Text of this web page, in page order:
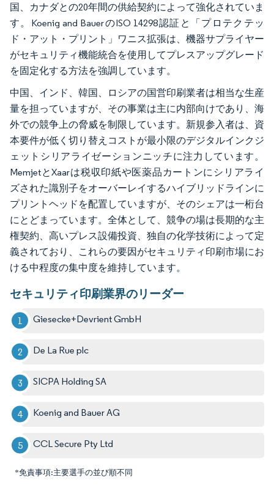
国、カナダとの20年間の供給契約によって強化されていま
す。Koenig and BauerのISO 14298認証と「プロテクテッ
ド・アット・プリント」ワニス拡張は、機器サプライヤー
がセキュリティ機能統合を使用してプレスアップグレード
を固定化する方法を強調しています。
中国、インド、韓国、ロシアの国営印刷業者は相当な生産
量を担っていますが、その事業は主に内部向けであり、海
外での競争上の脅威を制限しています。新規参入者は、資
本要件が低く切り替えコストが最小限のデジタルインクジ
ェットシリアライゼーションニッチに注力しています。
MemjetとXaarは税収印紙や医薬品カートンにシリアライ
ズされた識別子をオーバーレイするハイブリッドラインに
プリントヘッドを配置していますが、そのシェアは一桁台
にとどまっています。全体として、競争の場は長期的な主
権契約、高いプレス設備投資、独自の化学技術によって定
義されており、これらの要因がセキュリティ印刷市場にお
ける中程度の集中度を維持しています。
セキュリティ印刷業界のリーダー
Giesecke+Devrient GmbH
De La Rue plc
SICPA Holding SA
Koenig and Bauer AG
CCL Secure Pty Ltd
*免責事項:主要選手の並び順不同